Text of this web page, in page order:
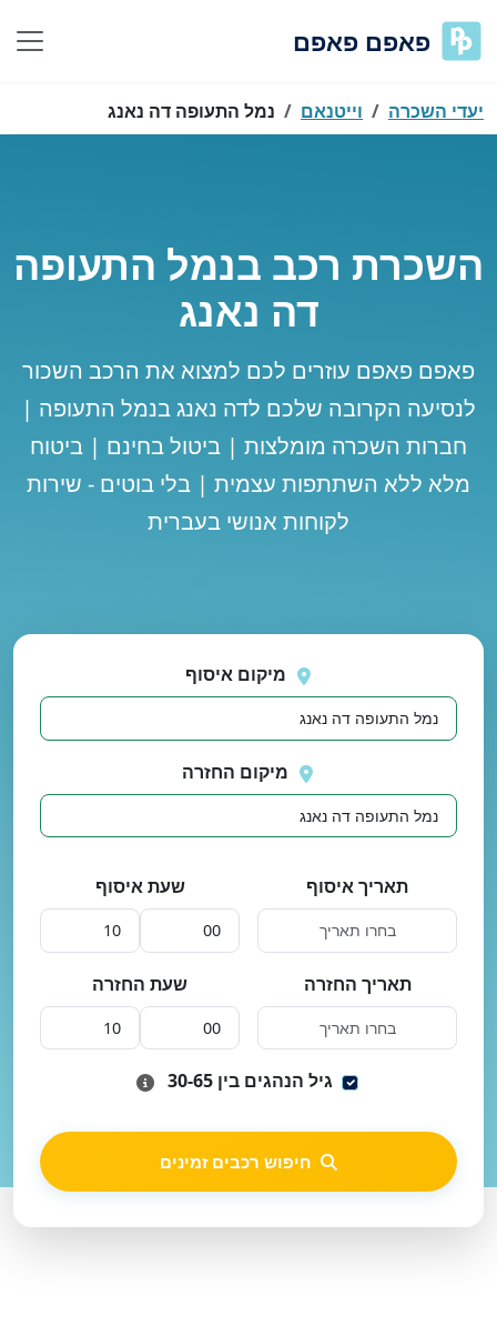
פאפם פאפם
יעדי השכרה וייטנאם נמל התעופה דה נאנג
השכרת רכב בנמל התעופה
דה נאנג
פאפם פאפם עוזרים לכם למצוא את הרכב השכור
לנסיעה הקרובה שלכם לדה נאנג בנמל התעופה |
חברות השכרה מומלצות | ביטול בחינם | ביטוח
מלא ללא השתתפות עצמית | בלי בוטים - שירות
לקוחות אנושי בעברית
שוב
מיקום איסוף
מיקום החזרה
תאריך איסוף שעת איסוף
תאריך החזרה שעת החזרה
גיל הנהגים בין 30-65
חיפוש רכבים זמינים